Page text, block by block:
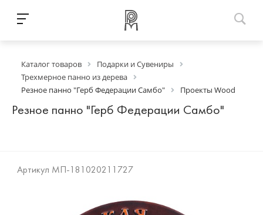
Каталог товаров
Подарки и Сувениры
Трехмерное панно из дерева
Резное панно "Герб Федерации Самбо"
Проекты Wood
Резное панно "Герб Федерации Самбо"
Артикул МП-181020211727